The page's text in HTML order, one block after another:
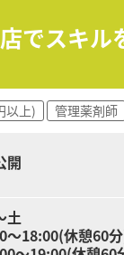
でスキ
以上) 管理薬剤師
開
土
～18:00(休憩60